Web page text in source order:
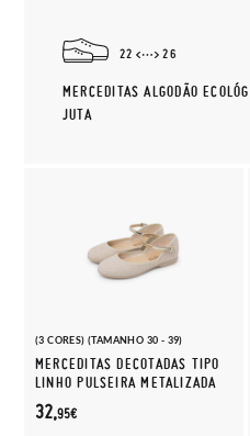
22 26
MERCEDITAS ALGODÃO
JUTA
(3 CORES) (TAMANHO 30 - 39)
MERCEDITAS DECOTADAS TIPO
LINHO PULSEIRA METALIZADA
32,95€